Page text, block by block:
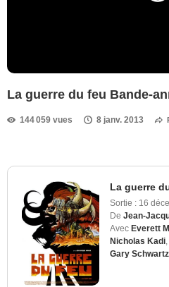
La guerre du feu Bande-
144 059 vues 8 janv. 2013
La guerre
Sortie : 16
De Jean-
Avec Everett
Nicholas Kadi
Gary Schwartz